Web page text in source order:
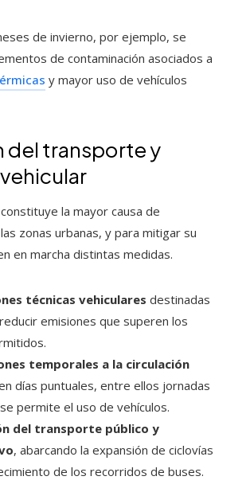
de invierno, por ejemplo, se
de contaminación asociados a
y mayor uso de vehículos
del transporte y
la mayor causa de
zonas urbanas, y para mitigar su
en marcha distintas medidas.
técnicas vehiculares destinadas
emisiones que superen los
temporales a la circulación
días puntuales, entre ellos jornadas
permite el uso de vehículos.
del transporte público y
, abarcando la expansión de ciclovías
de los recorridos de buses.